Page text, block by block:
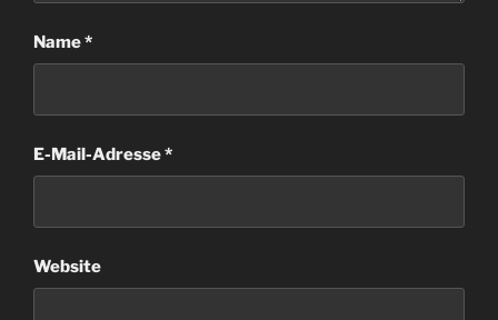
Name*
E-Mail-Adresse*
Website